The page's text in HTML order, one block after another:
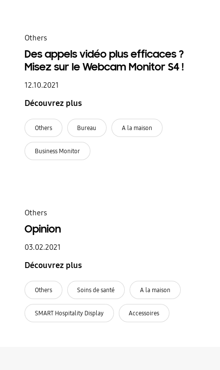
Others
Des appels vidéo plus efficaces ?
Misez sur le Webcam Monitor S4 !
12.10.2021
Découvrez plus
Others Bureau A la maison
Business Monitor
Others
Opinion
03.02.2021
Découvrez plus
Others Soins de santé A la maison
SMART Hospitality Display Accessoires